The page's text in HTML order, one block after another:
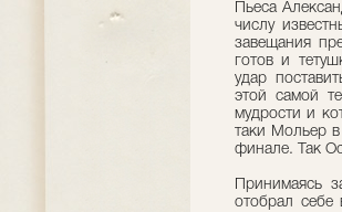
Пьеса
числу
завещания
готов и
удар
этой самой
мудрости и
таки Мольер
финале. Так
Принимаясь
отобрал себе